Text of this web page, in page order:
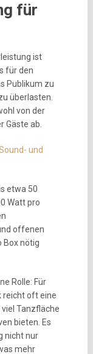
für
ist
für den
Publikum zu
überlasten.
von der
Gäste ab.
und
etwa 50
Watt pro
offenen
Box nötig
Rolle: Für
reicht oft eine
Tanzfläche
bieten. Es
nicht nur
mehr